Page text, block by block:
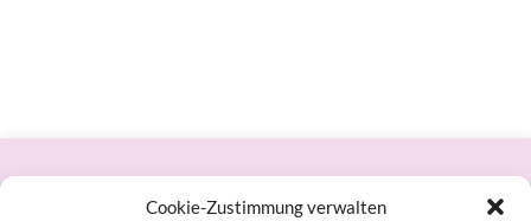
Cookie-Zustimmung verwalten
Datenschutzerklärung